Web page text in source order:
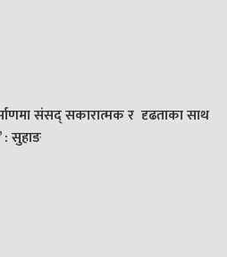
संसद् सकारात्मक र दृढताका साथ
सुहाङ